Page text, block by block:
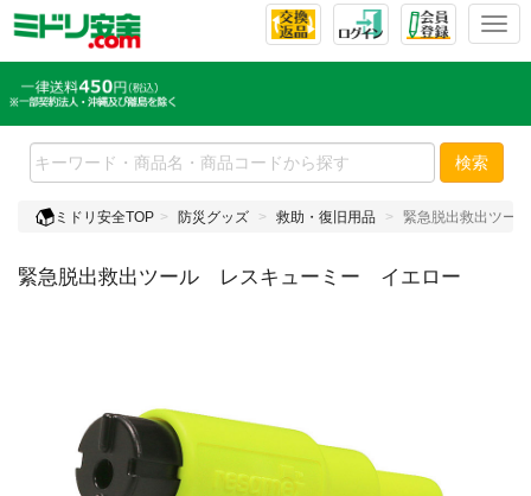
T
l
e
n
v
検索
ミドリ安全TOP 防災グッズ 救助・復旧用品 緊急脱出救出ツー
緊急脱出救出ツール レスキューミー イエロー